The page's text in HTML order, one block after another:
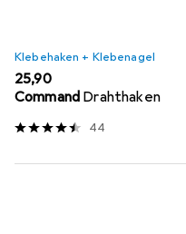
Klebehaken + Klebenagel
EUR
25,90
Command Drahthaken
44